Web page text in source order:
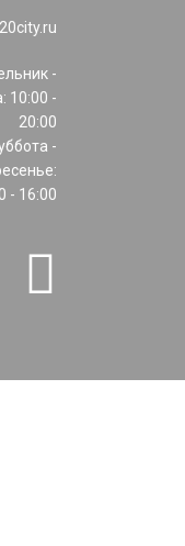
-
10:00 -
20:00
-
- 16:00